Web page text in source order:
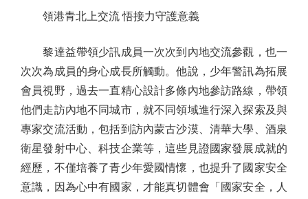
領港青北上交流 悟接力守護意義
黎達益帶領少訊成員一次次到內地交流參觀，也一
次次為成員的身心成長所觸動。他說，少年警訊為拓展
會員視野，過去一直精心設計多條內地參訪路線，帶領
他們走訪內地不同城市，就不同領域進行深入探索及與
專家交流活動，包括到訪內蒙古沙漠、清華大學、酒泉
衛星發射中心、科技企業等，這些見證國家發展成就的
經歷，不僅培養了青少年愛國情懷，也提升了國家安全
意識，因為心中有國家，才能真切體會「國家安全，人